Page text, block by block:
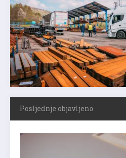
Posljednje objavljeno